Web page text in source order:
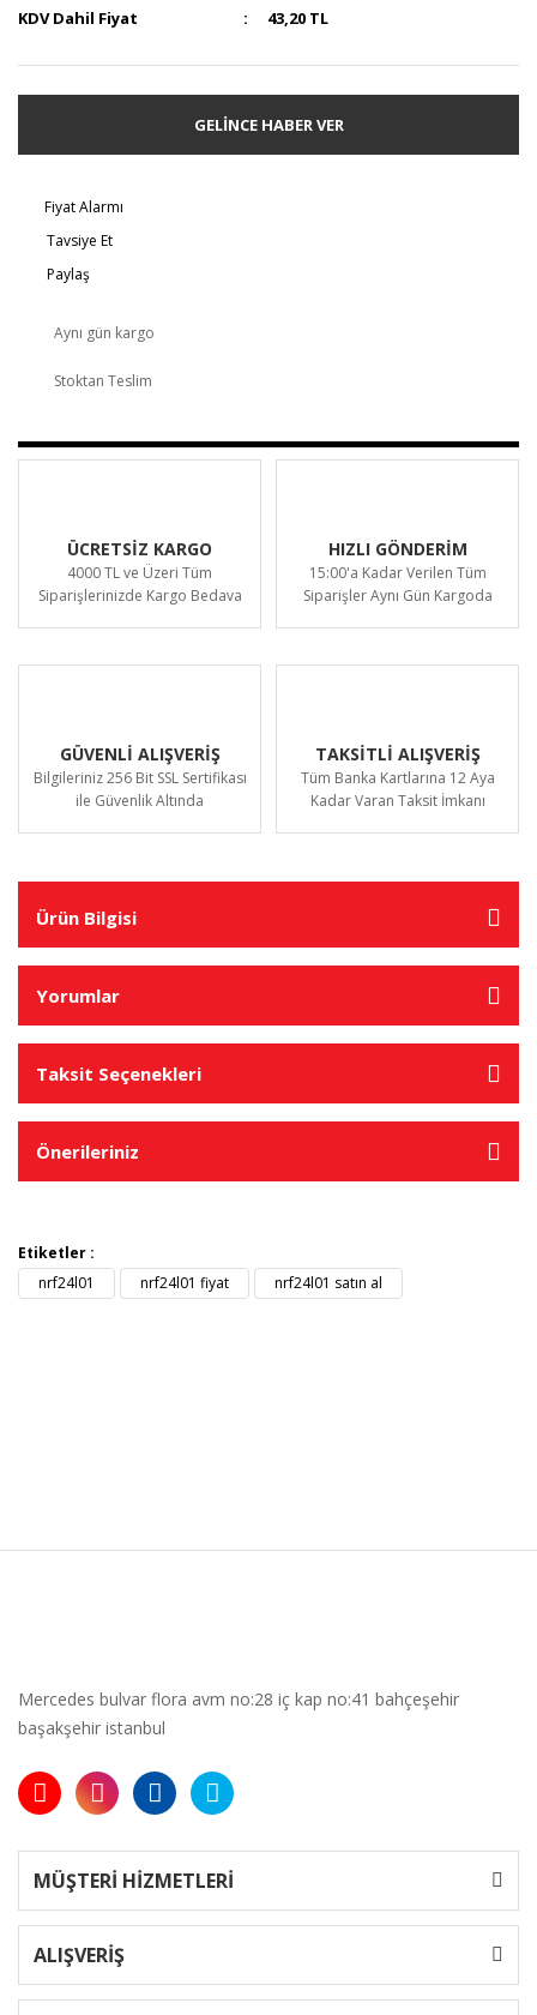
KDV Dahil Fiyat
43,20 TL
GELİNCE HABER VER
Fiyat Alarmı
Tavsiye Et
Paylaş
Aynı gün kargo
Stoktan Teslim
ÜCRETSİZ KARGO
4000 TL ve Üzeri Tüm
Siparişlerinizde Kargo Bedava
HIZLI GÖNDERİM
15:00'a Kadar Verilen Tüm
Siparişler Aynı Gün Kargoda
GÜVENLİ ALIŞVERİŞ
Bilgileriniz 256 Bit SSL Sertifikası
ile Güvenlik Altında
TAKSİTLİ ALIŞVERİŞ
Tüm Banka Kartlarına 12 Aya
Kadar Varan Taksit İmkanı
Ürün Bilgisi
Yorumlar
Taksit Seçenekleri
Önerileriniz
Etiketler :
nrf24l01
nrf24l01 fiyat nrf24l01 satın al
Mercedes bulvar flora avm no:28 iç kap no:41 bahçeşehir
başakşehir istanbul
MÜŞTERİ HİZMETLERİ
ALIŞVERİŞ